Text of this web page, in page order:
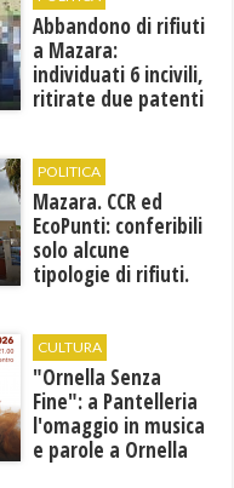
Abbandono di rifiuti
a Mazara:
individuati 6 incivili,
ritirate due patenti
POLITICA
Mazara. CCR ed
EcoPunti: conferibili
solo alcune
tipologie di rifiuti.
CULTURA
​"Ornella Senza
Fine": a Pantelleria
l'omaggio in musica
e parole a Ornella